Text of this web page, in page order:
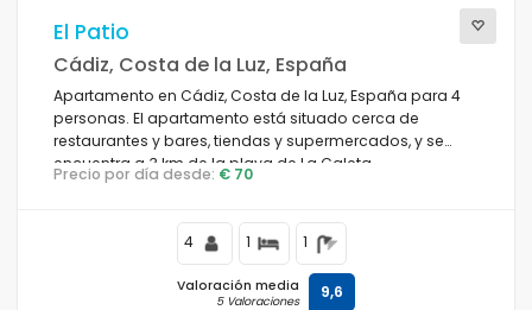
El Patio
Cádiz, Costa de la Luz, España
Apartamento en Cádiz, Costa de la Luz, España para 4
personas. El apartamento está situado cerca de
restaurantes y bares, tiendas y supermercados, y se
encuentra a 3 km de la playa de La Caleta.
Precio por día desde: € 70
4 1 1
Valoración media
5 Valoraciones 9,6